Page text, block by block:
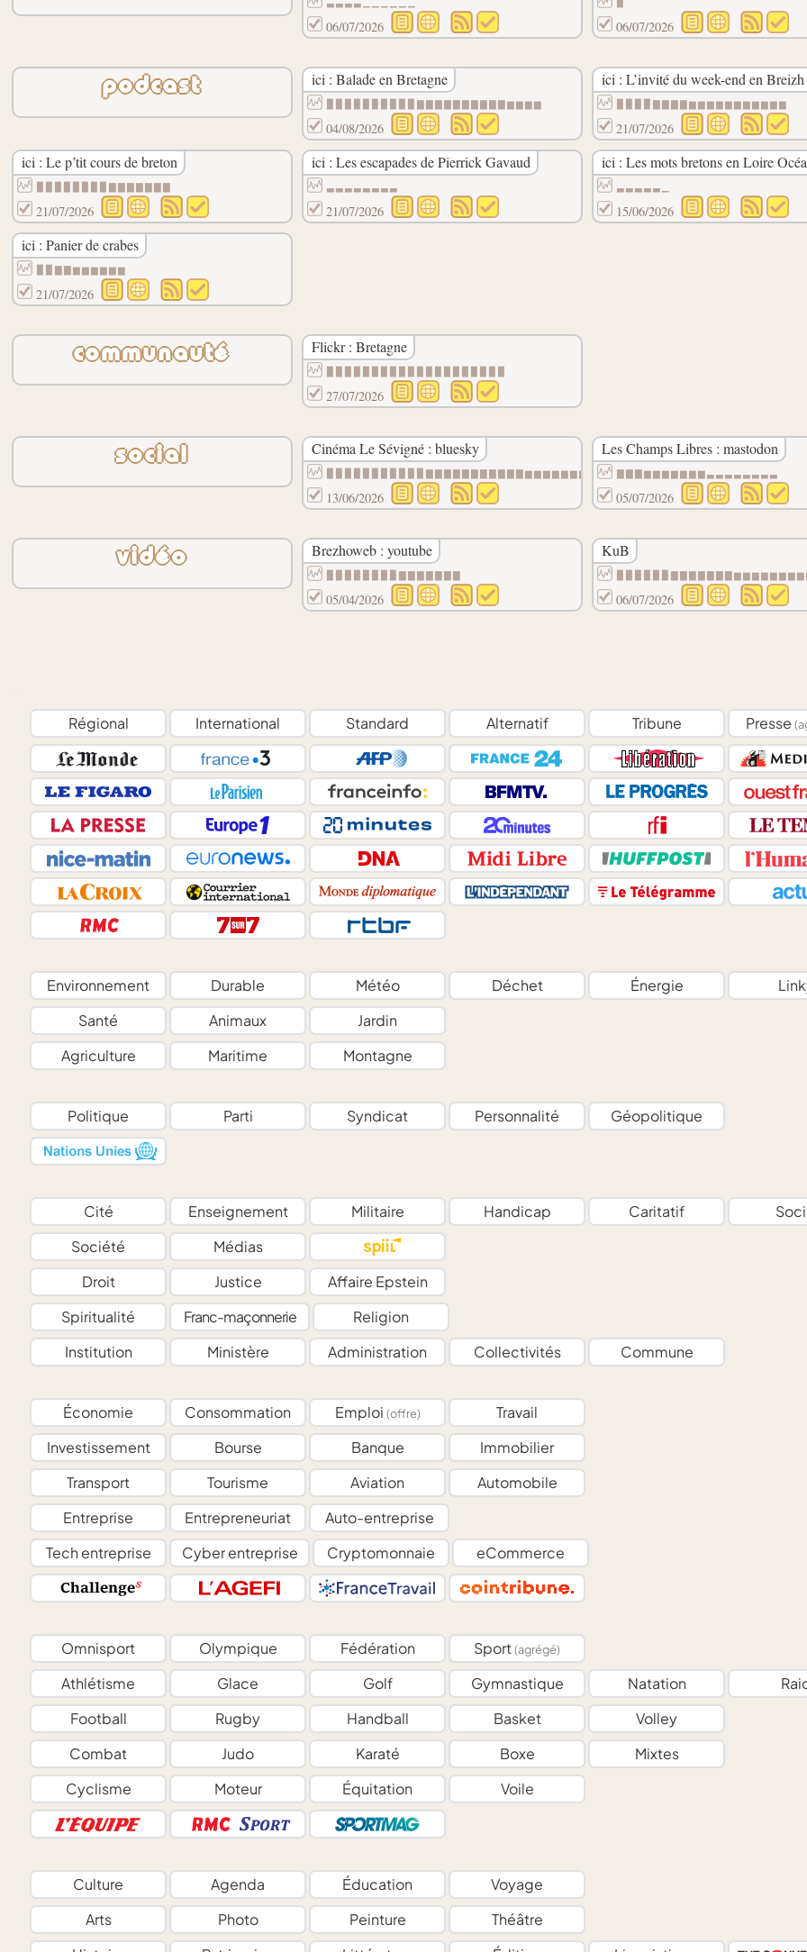
06/07/2026 06/07/2026
podcast ici : Balade en Bretagne
▉▉▉▉▉▉▉▉▉▉▇▇▇▇▇▇▇▇▇▇▆▆▆▆
04/08/2026
ici : L’invité du week-end en
▉▉▉▉▇▇▇▇▆▆▆▆▆▆▆▆▆▆▆
21/07/2026
ici : Le p’tit cours de breton
▉▉▉▉▉▉▉▉▇▇▇▇▇▇▇
21/07/2026
ici : Les escapades de Pierrick Gavaud
▃▃▃▃▃▃▃▃
21/07/2026
ici : Les mots bretons en Loire
▃▃▃▃▃▁
15/06/2026
ici : Panier de crabes
▉▉▇▇▆▆▆▆▆▆
21/07/2026
communauté Flickr : Bretagne
27/07/2026
social Cinéma Le Sévigné : bluesky
▉▉▉▉▉▉▉▉▉▉▉▇▇▇▇▇▇▇▇▇▇▇▆▆▆▆▆▆▆▆
13/06/2026
Les Champs Libres : mastodon
▇▇▇▆▆▆▆▆▆▆▃▃▃▃▃▃▃▃
05/07/2026
vidéo Brezhoweb : youtube
▉▉▉▉▉▉▉▉▇▇▇▇▇▇▇
05/04/2026
KuB
06/07/2026
Régional International Standard Alternatif Tribune Presse
Environnement Durable Météo Déchet Énergie
Santé
Animaux
Jardin
Agriculture
Maritime Montagne
Politique Parti Syndicat Personnalité Géopolitique
Cité Enseignement Militaire Handicap Caritatif
Société
Médias
Droit
Justice
Affaire Epstein
Spiritualité
Franc-maçonnerie
Religion
Institution
Ministère Administration Collectivités Commune
Économie Consommation Emploi (offre)
Travail
Investissement
Bourse Banque
Immobilier
Transport
Tourisme Aviation
Automobile
Entreprise
Entrepreneuriat
Auto-entreprise
Tech entreprise
Cyber entreprise Cryptomonnaie eCommerce
Omnisport Olympique Fédération Sport(agrégé)
Athlétisme Glace Golf Gymnastique Natation
Football
Rugby Handball Basket
Volley
Combat
Judo Karaté Boxe
Mixtes
Cyclisme
Moteur Équitation Voile
Culture Agenda Éducation
Voyage
Arts
Photo Peinture
Théâtre